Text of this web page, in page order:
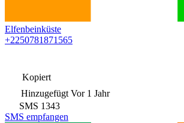
Elfenbeinküste
+2250781871565
Kopiert
Hinzugefügt Vor 1 Jahr
SMS 1343
SMS empfangen